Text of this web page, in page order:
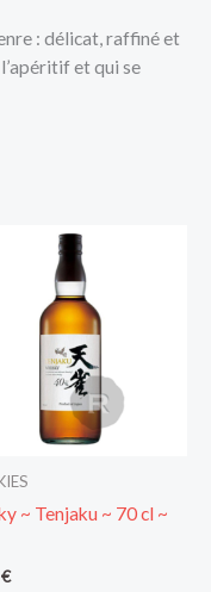
: délicat, raffiné et
et qui se
~ Tenjaku ~ 70 cl ~
€